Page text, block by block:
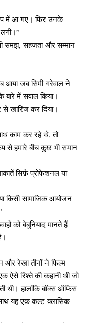
में आ गए। फिर उनके
समझ, सहजता और सम्मान
आया जब सिमी गरेवाल ने
में सवाल किया।
से खारिज कर दिया।
काम कर रहे थे, तो
से हमारे बीच कुछ भी समान
सिर्फ़ प्रोफेशनल या
किसी सामाजिक आयोजन
को बेबुनियाद मानते हैं
और रेखा तीनों ने फिल्म
ऐसे रिश्ते की कहानी थी जो
थी। हालांकि बॉक्स ऑफिस
यह एक कल्ट क्लासिक